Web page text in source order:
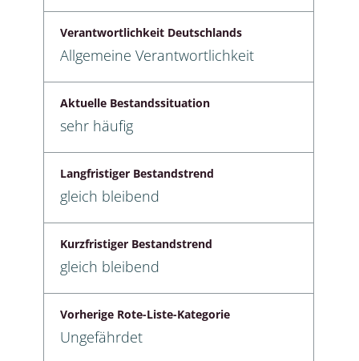
Verantwortlichkeit Deutschlands
Allgemeine Verantwortlichkeit
Aktuelle Bestandssituation
sehr häufig
Langfristiger Bestandstrend
gleich bleibend
Kurzfristiger Bestandstrend
gleich bleibend
Vorherige Rote-Liste-Kategorie
Ungefährdet